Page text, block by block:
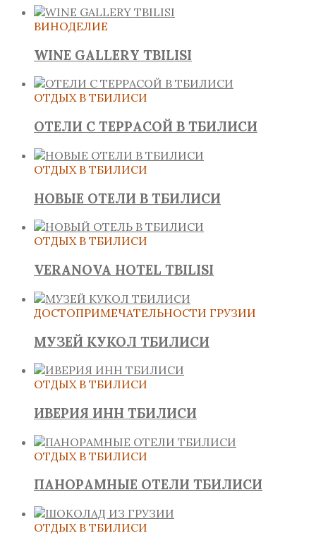
ВИНОДЕЛИЕ
WINE GALLERY TBILISI
ОТДЫХ В ТБИЛИСИ
ОТЕЛИ С ТЕРРАСОЙ В ТБИЛИСИ
ОТДЫХ В ТБИЛИСИ
НОВЫЕ ОТЕЛИ В ТБИЛИСИ
ОТДЫХ В ТБИЛИСИ
VERANOVA HOTEL TBILISI
ДОСТОПРИМЕЧАТЕЛЬНОСТИ ГРУЗИИ
МУЗЕЙ КУКОЛ ТБИЛИСИ
ОТДЫХ В ТБИЛИСИ
ИВЕРИЯ ИНН ТБИЛИСИ
ОТДЫХ В ТБИЛИСИ
ПАНОРАМНЫЕ ОТЕЛИ ТБИЛИСИ
ОТДЫХ В ТБИЛИСИ